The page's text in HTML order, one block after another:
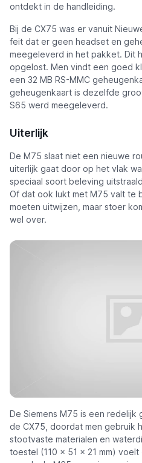
ontdekt in de handleiding.
Bij de CX75 was er vanuit
feit dat er geen headset en
meegeleverd in het pakket. Dit
opgelost. Men vindt een goed
een 32 MB RS-MMC
geheugenkaart is dezelfde
S65 werd meegeleverd.
Uiterlijk
De M75 slaat niet een nieuwe
uiterlijk gaat door op het vlak
speciaal soort beleving
Of dat ook lukt met M75 valt te
moeten uitwijzen, maar stoer
wel over.
De Siemens M75 is een
de CX75, doordat men gebruik
stootvaste materialen en
toestel (110 x 51 x 21 mm)